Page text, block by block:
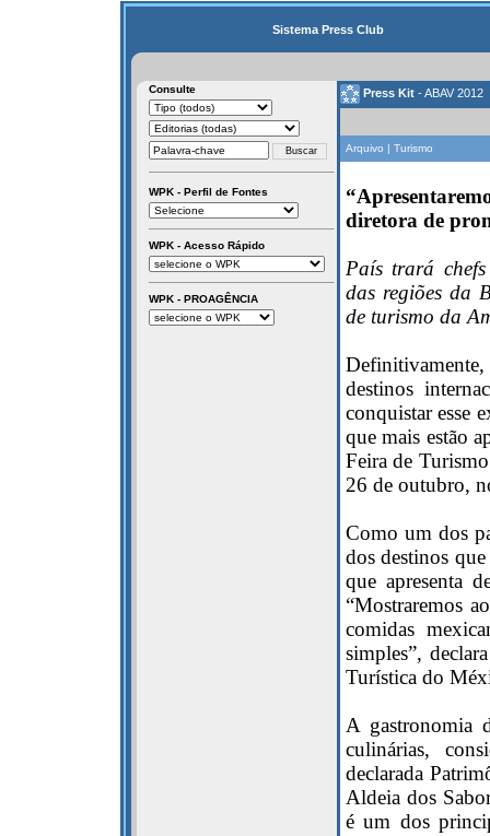
Sistema Press Club
Consulte
WPK - Perfil de Fontes
WPK - Acesso Rápido
WPK - PROAGÊNCIA
Press Kit - ABAV 2012
Arquivo | Turismo
diretora de
País trará
das regiões da
de turismo da
destinos
conquistar esse
que mais estão
Feira de
26 de outubro,
Como um dos
dos destinos
que apresenta
“Mostraremos
comidas
simples”,
Turística do
A gastronomia
culinárias,
declarada
Aldeia dos
é um dos